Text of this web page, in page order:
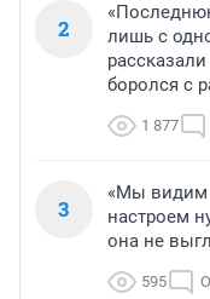
2
лишь с
боролся с
1 877
3
«Мы видим
настроем
она не
595